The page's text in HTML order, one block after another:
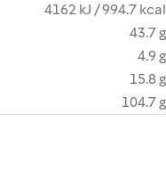
4162 kJ / 994.7 kcal
43.7 g
4.9 g
15.8 g
104.7 g